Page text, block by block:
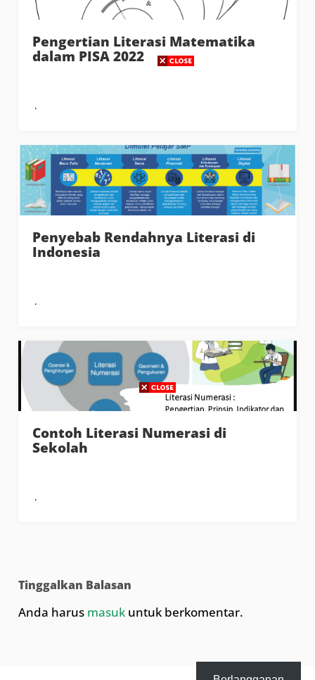
Pengertian Literasi Matematika
dalam PISA 2022
Penyebab Rendahnya Literasi di
Indonesia
Contoh Literasi Numerasi di
Sekolah
Tinggalkan Balasan
Anda harus masuk untuk berkomentar.